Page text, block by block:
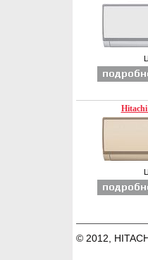
© 2012,